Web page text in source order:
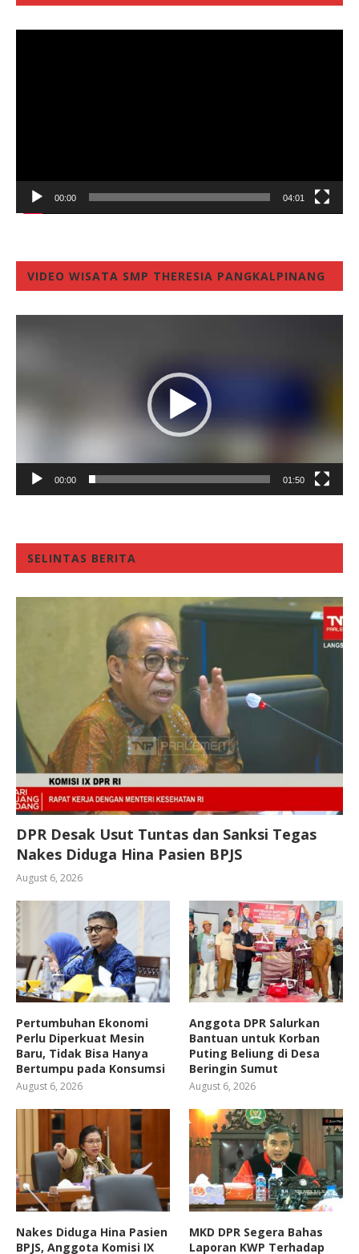
00:00 04:01
VIDEO WISATA SMP THERESIA PANGKALPINANG
00:00 01:50
SELINTAS BERITA
DPR Desak Usut Tuntas dan Sanksi Tegas
Nakes Diduga Hina Pasien BPJS
August 6, 2026
Pertumbuhan Ekonomi
Perlu Diperkuat Mesin
Baru, Tidak Bisa Hanya
Bertumpu pada Konsumsi
August 6, 2026
Anggota DPR Salurkan
Bantuan untuk Korban
Puting Beliung di Desa
Beringin Sumut
August 6, 2026
Nakes Diduga Hina Pasien
BPJS, Anggota Komisi IX
MKD DPR Segera Bahas
Laporan KWP Terhadap